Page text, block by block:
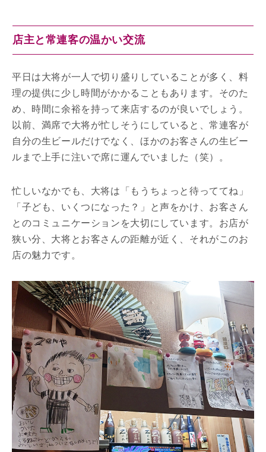
店主と常連客の温かい交流
平日は大将が一人で切り盛りしていることが多く、料
理の提供に少し時間がかかることもあります。そのた
め、時間に余裕を持って来店するのが良いでしょう。
以前、満席で大将が忙しそうにしていると、常連客が
自分の生ビールだけでなく、ほかのお客さんの生ビー
ルまで上手に注いで席に運んでいました（笑）。
忙しいなかでも、大将は「もうちょっと待っててね」
「子ども、いくつになった？」と声をかけ、お客さん
とのコミュニケーションを大切にしています。お店が
狭い分、大将とお客さんの距離が近く、それがこのお
店の魅力です。